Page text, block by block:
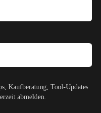
Kaufberatung, Tool-Updates
abmelden.